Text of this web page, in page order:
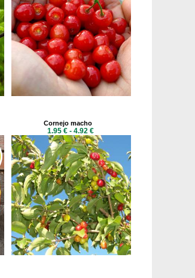
Cornejo macho
1.95 € - 4.92 €